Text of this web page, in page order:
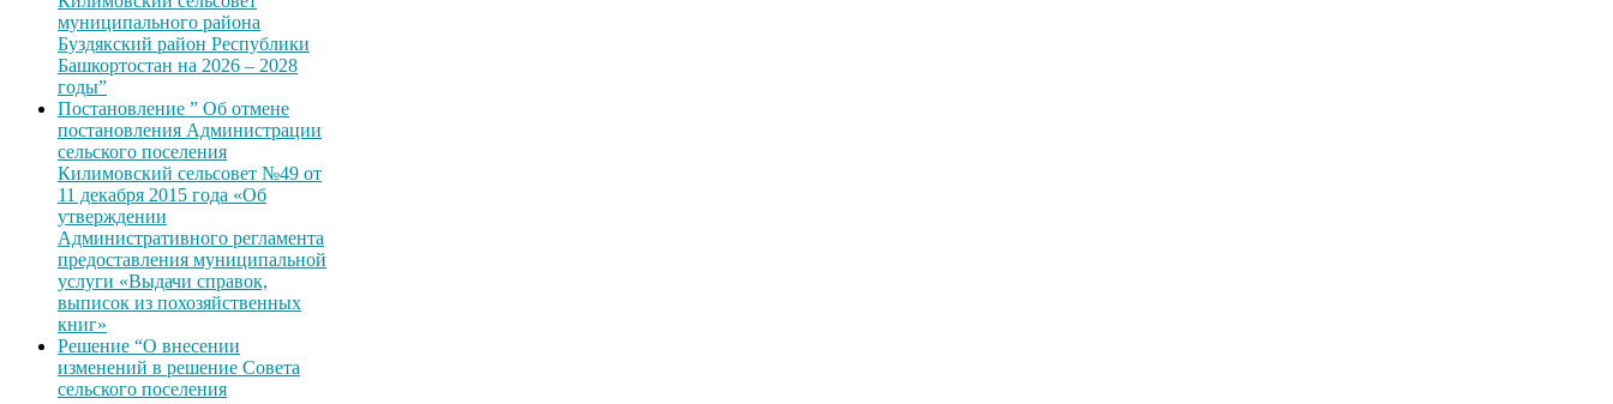
муниципального района
Буздякский район Республики
Башкортостан на 2026 – 2028
годы”
Постановление ” Об отмене
постановления Администрации
сельского поселения
Килимовский сельсовет №49 от
11 декабря 2015 года «Об
утверждении
Административного регламента
предоставления муниципальной
услуги «Выдачи справок,
выписок из похозяйственных
книг»
Решение “О внесении
изменений в решение Совета
сельского поселения